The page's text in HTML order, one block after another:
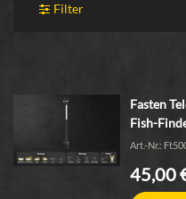
Filter
Fasten
Fish-
Art.-Nr.:
45,00